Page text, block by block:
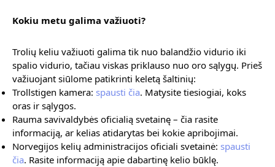
Kokiu metu galima važiuoti?
Trolių keliu važiuoti galima tik nuo balandžio vidurio iki
spalio vidurio, tačiau viskas priklauso nuo oro sąlygų. Prieš
važiuojant siūlome patikrinti keletą šaltinių:
Trollstigen kamera: spausti čia. Matysite tiesiogiai, koks
oras ir sąlygos.
Rauma savivaldybės oficialią svetainę – čia rasite
informaciją, ar kelias atidarytas bei kokie apribojimai.
Norvegijos kelių administracijos oficiali svetainė: spausti
čia. Rasite informaciją apie dabartinę kelio būklę.